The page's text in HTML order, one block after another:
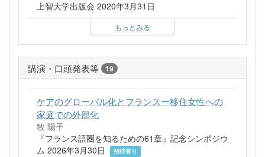
上智大学出版会 2020年3月31日
もっとみる
講演・口頭発表等 19
ケアのグローバル化とフランスー移住女性への
家庭での外部化
牧 陽子
『フランス語圏を知るための61章』記念シンポジウ
ム 2026年3月30日
招待有り